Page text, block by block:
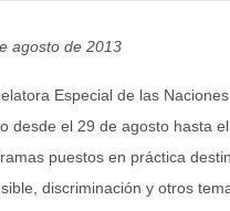
agosto de 2013
Especial de las
desde el 29 de agosto hasta
puestos en práctica
discriminación y otros